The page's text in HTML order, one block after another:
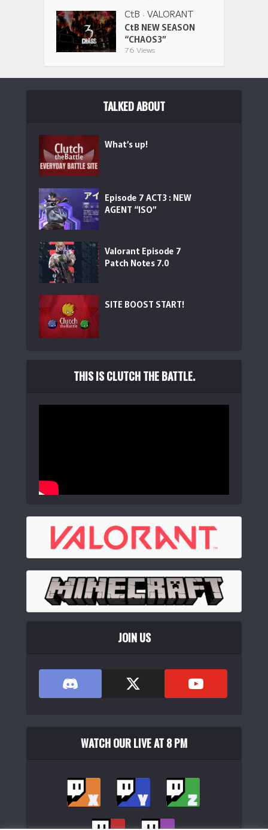
CtB • VALORANT
CtB NEW SEASON
“CHAOS3”
76 Views
TALKED ABOUT
What’s up!
Episode 7 ACT3 : NEW
AGENT “ISO”
Valorant Episode 7
Patch Notes 7.0
SITE BOOST START!
THIS IS CLUTCH THE BATTLE.
JOIN US
WATCH OUR LIVE AT 8 PM